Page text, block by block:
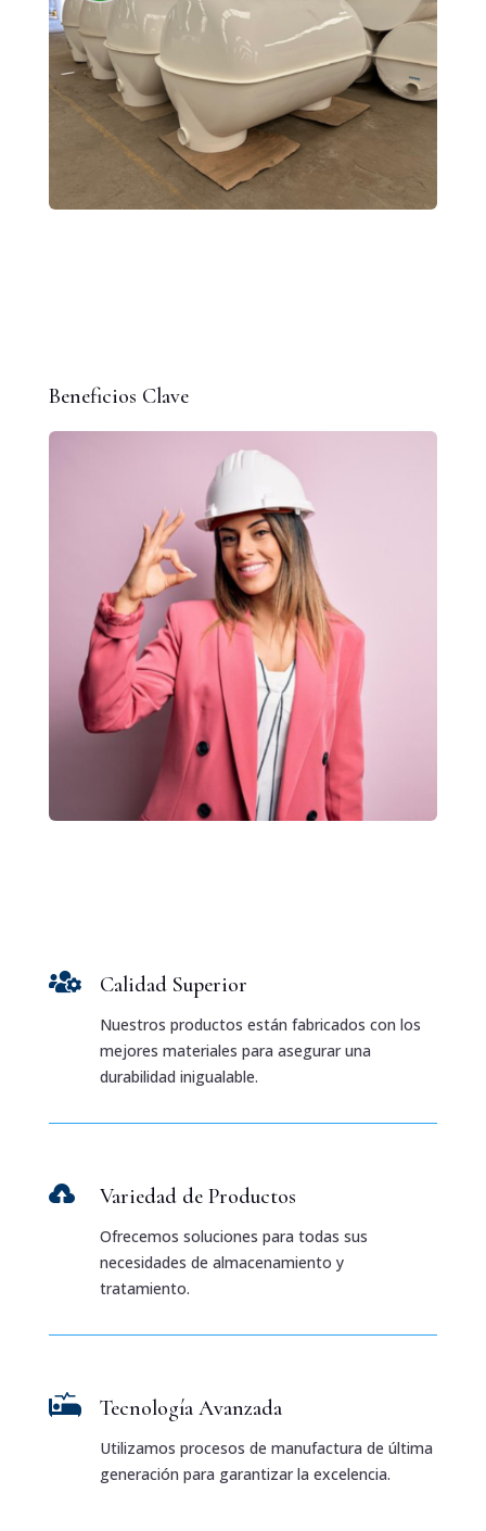
Beneficios Clave
 Calidad Superior
Nuestros productos están fabricados con los
mejores materiales para asegurar una
durabilidad inigualable.
 Variedad de Productos
Ofrecemos soluciones para todas sus
necesidades de almacenamiento y
tratamiento.
 Tecnología Avanzada
Utilizamos procesos de manufactura de última
generación para garantizar la excelencia.